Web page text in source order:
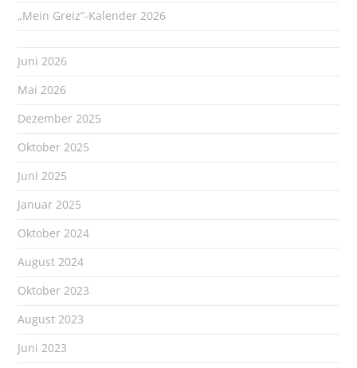
„Mein Greiz“-Kalender 2026
Juni 2026
Mai 2026
Dezember 2025
Oktober 2025
Juni 2025
Januar 2025
Oktober 2024
August 2024
Oktober 2023
August 2023
Juni 2023